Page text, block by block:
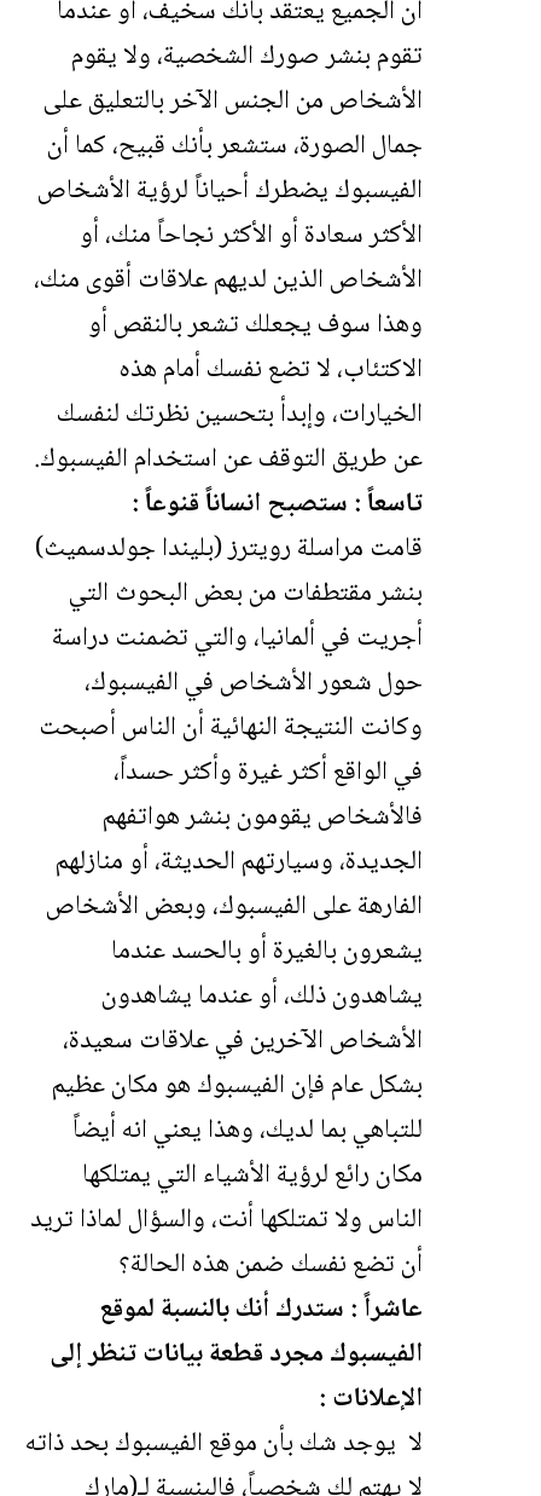
أن الجميع يعتقد بأنك سخيف، أو عندما
تقوم بنشر صورك الشخصية، ولا يقوم
الأشخاص من الجنس الآخر بالتعليق على
جمال الصورة، ستشعر بأنك قبيح، كما أن
الفيسبوك يضطرك أحياناً لرؤية الأشخاص
الأكثر سعادة أو الأكثر نجاحاً منك، أو
الأشخاص الذين لديهم علاقات أقوى منك،
وهذا سوف يجعلك تشعر بالنقص أو
الاكتئاب، لا تضع نفسك أمام هذه
الخيارات، وإبدأ بتحسين نظرتك لنفسك
عن طريق التوقف عن استخدام الفيسبوك.
تاسعاً : ستصبح انساناً قنوعاً :
قامت مراسلة رويترز (بليندا جولدسميث)
بنشر مقتطفات من بعض البحوث التي
أجريت في ألمانيا، والتي تضمنت دراسة
حول شعور الأشخاص في الفيسبوك،
وكانت النتيجة النهائية أن الناس أصبحت
في الواقع أكثر غيرة وأكثر حسداً،
فالأشخاص يقومون بنشر هواتفهم
الجديدة، وسيارتهم الحديثة، أو منازلهم
الفارهة على الفيسبوك، وبعض الأشخاص
يشعرون بالغيرة أو بالحسد عندما
يشاهدون ذلك، أو عندما يشاهدون
الأشخاص الآخرين في علاقات سعيدة،
بشكل عام فإن الفيسبوك هو مكان عظيم
للتباهي بما لديك، وهذا يعني انه أيضاً
مكان رائع لرؤية الأشياء التي يمتلكها
الناس ولا تمتلكها أنت، والسؤال لماذا تريد
أن تضع نفسك ضمن هذه الحالة؟
عاشراً : ستدرك أنك بالنسبة لموقع
الفيسبوك مجرد قطعة بيانات تنظر إلى
الإعلانات :
لا يوجد شك بأن موقع الفيسبوك بحد ذاته